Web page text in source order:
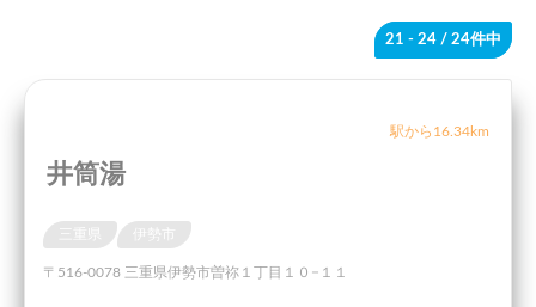
21 - 24 / 24件中
駅から16.34km
井筒湯
〒516-0078 三重県伊勢市曽祢１丁目１０−１１